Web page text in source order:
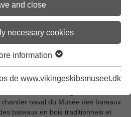
and close
necessary cookies
information
de www.vikingeskibsmuseet.dk
naval du Musée des bateaux
bateaux en bois traditionnels et